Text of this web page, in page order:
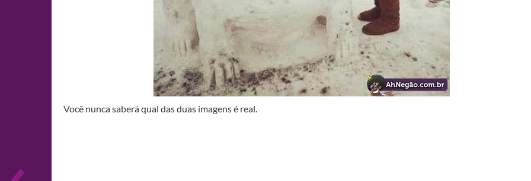
Você nunca saberá qual das duas imagens é real.